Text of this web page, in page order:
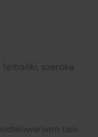
szeroka
talii